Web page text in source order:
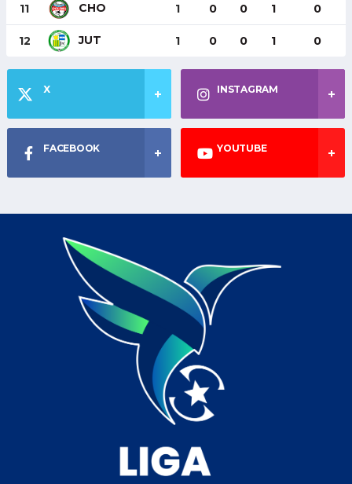
11 CHO 1 0 0 1 0
12 JUT 1 0 0 1 0
X INSTAGRAM
FACEBOOK YOUTUBE